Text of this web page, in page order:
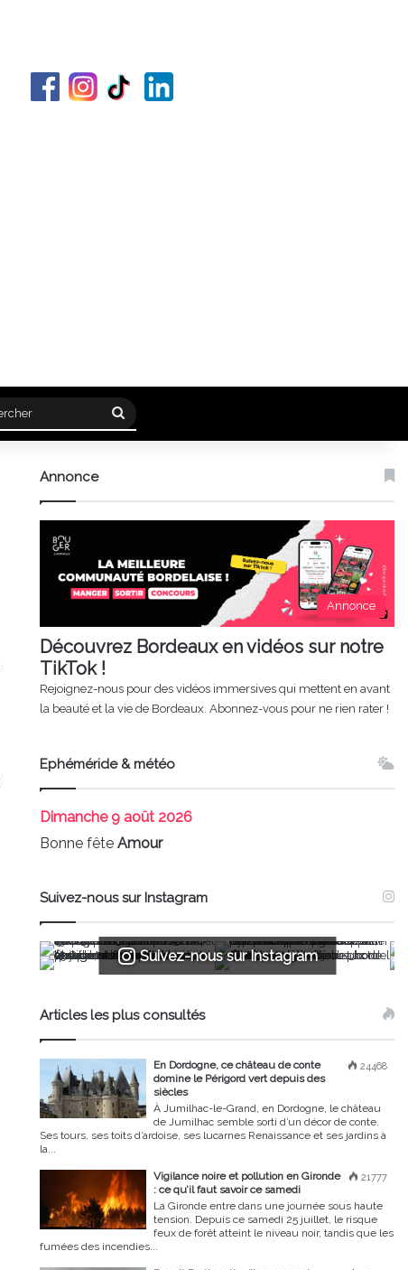
Rechercher
Annonce
Annonce
Découvrez Bordeaux en vidéos sur notre
TikTok !
Rejoignez-nous pour des vidéos immersives qui mettent en avant
la beauté et la vie de Bordeaux. Abonnez-vous pour ne rien rater !
Ephéméride & météo
Dimanche9 août 2026
Bonne fêteAmour
Suivez-nous sur Instagram
Suivez-nous sur Instagram
Articles les plus consultés
24468
En Dordogne, ce château de conte
domine le Périgord vert depuis des
siècles
À Jumilhac-le-Grand, en Dordogne, le château
de Jumilhac semble sorti d’un décor de conte.
Ses tours, ses toits d’ardoise, ses lucarnes Renaissance et ses jardins à
la...
21777
Vigilance noire et pollution en Gironde
: ce qu’il faut savoir ce samedi
La Gironde entre dans une journée sous haute
tension. Depuis ce samedi 25 juillet, le risque
feux de forêt atteint le niveau noir, tandis que les
fumées des incendies...